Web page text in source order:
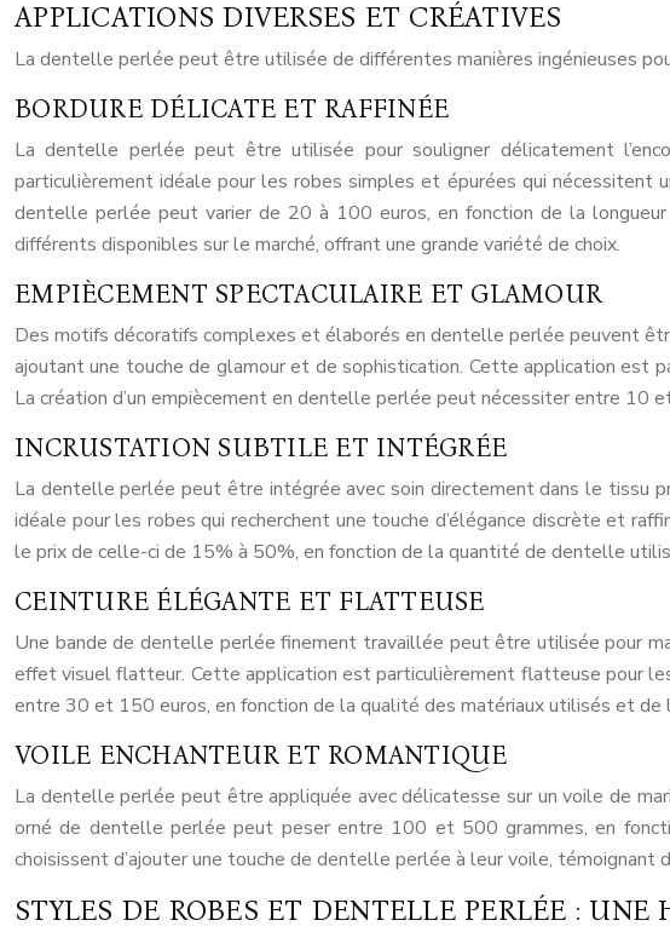
APPLICATIONS DIVERSES ET CRÉATIVES
La dentelle perlée peut être utilisée de différentes manières ingénieuses
BORDURE DÉLICATE ET RAFFINÉE
La dentelle perlée peut être utilisée pour souligner délicatement
particulièrement idéale pour les robes simples et épurées qui nécessitent
dentelle perlée peut varier de 20 à 100 euros, en fonction de la
différents disponibles sur le marché, offrant une grande variété de choix.
EMPIÈCEMENT SPECTACULAIRE ET GLAMOUR
Des motifs décoratifs complexes et élaborés en dentelle perlée peuvent
ajoutant une touche de glamour et de sophistication. Cette application est
La création d’un empiècement en dentelle perlée peut nécessiter entre 10
INCRUSTATION SUBTILE ET INTÉGRÉE
La dentelle perlée peut être intégrée avec soin directement dans le tissu
idéale pour les robes qui recherchent une touche d’élégance discrète et
le prix de celle-ci de 15% à 50%, en fonction de la quantité de dentelle
CEINTURE ÉLÉGANTE ET FLATTEUSE
Une bande de dentelle perlée finement travaillée peut être utilisée pour
effet visuel flatteur. Cette application est particulièrement flatteuse pour
entre 30 et 150 euros, en fonction de la qualité des matériaux utilisés et de
VOILE ENCHANTEUR ET ROMANTIQUE
La dentelle perlée peut être appliquée avec délicatesse sur un voile de
orné de dentelle perlée peut peser entre 100 et 500 grammes, en
choisissent d’ajouter une touche de dentelle perlée à leur voile, témoignant
STYLES DE ROBES ET DENTELLE PERLÉE : UNE